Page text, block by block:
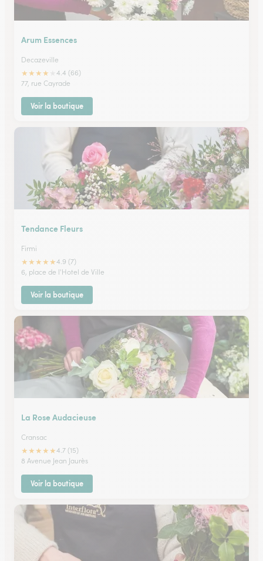
Arum Essences
Decazeville
★★★★
4.4 (66)
77, rue Cayrade
Voir la boutique
Tendance Fleurs
Firmi
★★★★★4.9 (7)
6, place de l'Hotel de Ville
Voir la boutique
La Rose Audacieuse
Cransac
★★★★★4.7 (15)
8 Avenue Jean Jaurès
Voir la boutique